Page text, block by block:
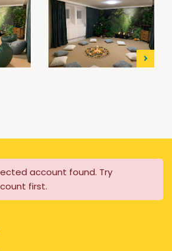
account found. Try
first.